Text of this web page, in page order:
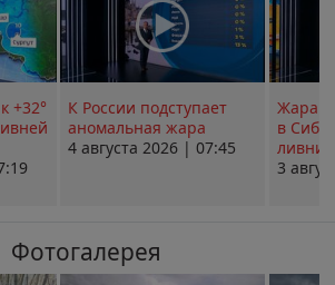
+32°
К России подступает
аномальная жара
4 августа 2026 | 07:45
Жара в
в
ливни
3
Фотогалерея